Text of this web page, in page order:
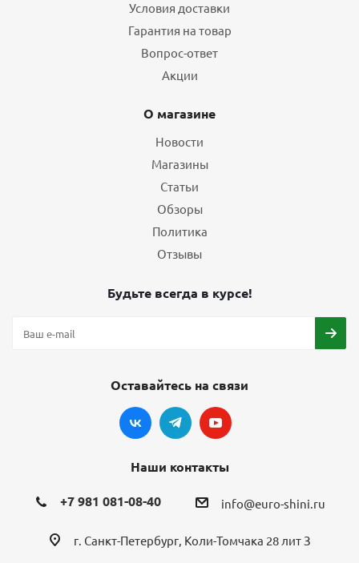
Условия доставки
Гарантия на товар
Вопрос-ответ
Акции
О магазине
Новости
Магазины
Статьи
Обзоры
Политика
Отзывы
Будьте всегда в курсе!
Оставайтесь на связи
Наши контакты
+7 981 081-08-40 info@euro-shini.ru
г. Санкт-Петербург, Коли-Томчака 28 лит З